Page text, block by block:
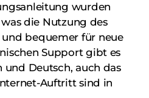
wurden
die Nutzung des
bequemer für neue
Support gibt es
und Deutsch, auch das
Auftritt sind in